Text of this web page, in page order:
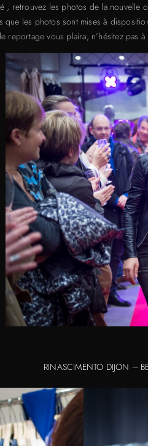
, retrouvez les photos de la
que les photos sont mises à
reportage vous plaira, n’hésitez
RINASCIMENTO DIJON –